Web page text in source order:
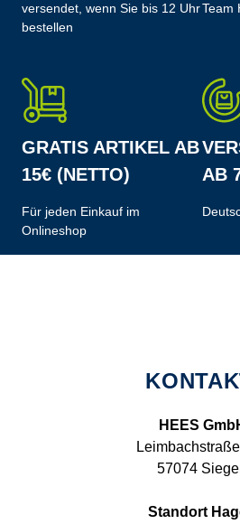
versendet, wenn Sie bis 12 Uhr
bestellen
Team
GRATIS ARTIKEL AB
15€ (NETTO)
Für jeden Einkauf im
Onlineshop
AB
HEES
57074
Standort